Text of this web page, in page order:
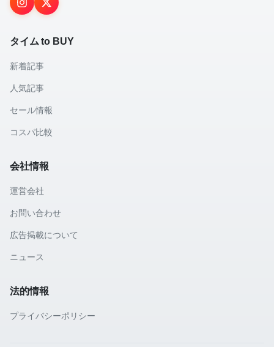
タイム to BUY
新着記事
人気記事
セール情報
コスパ比較
会社情報
運営会社
お問い合わせ
広告掲載について
ニュース
法的情報
プライバシーポリシー